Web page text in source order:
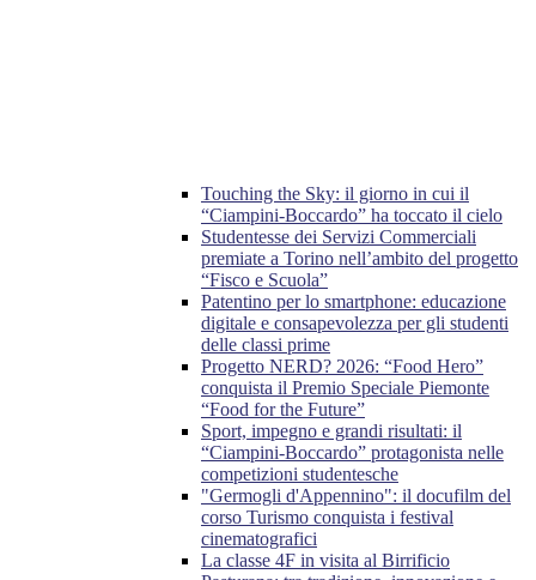
Touching the Sky: il giorno in cui il
“Ciampini-Boccardo” ha toccato il cielo
Studentesse dei Servizi Commerciali
premiate a Torino nell’ambito del progetto
“Fisco e Scuola”
Patentino per lo smartphone: educazione
digitale e consapevolezza per gli studenti
delle classi prime
Progetto NERD? 2026: “Food Hero”
conquista il Premio Speciale Piemonte
“Food for the Future”
Sport, impegno e grandi risultati: il
“Ciampini-Boccardo” protagonista nelle
competizioni studentesche
"Germogli d'Appennino": il docufilm del
corso Turismo conquista i festival
cinematografici
La classe 4F in visita al Birrificio